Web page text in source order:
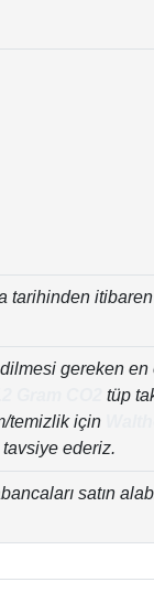
tarihinden itibaren
gereken
tüp
temizlik için
tavsiye ederiz.
satın